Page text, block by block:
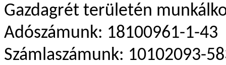
Gazdagrét területén
Adószámunk: 18100961-1-43
Számlaszámunk: 10102093-